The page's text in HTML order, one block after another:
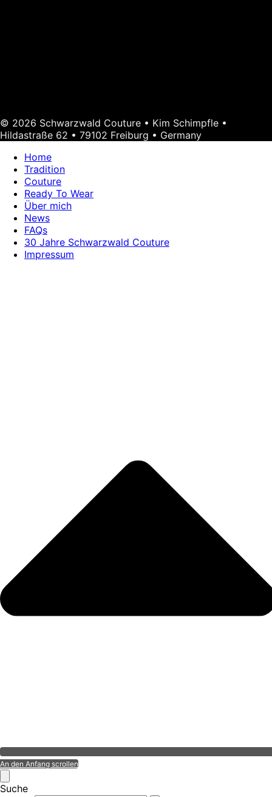
© 2026 Schwarzwald Couture • Kim Schimpfle •
Hildastraße 62 • 79102 Freiburg • Germany
Home
Tradition
Couture
Ready To Wear
Über mich
News
FAQs
30 Jahre Schwarzwald Couture
Impressum
An den Anfang scrollen
Suche